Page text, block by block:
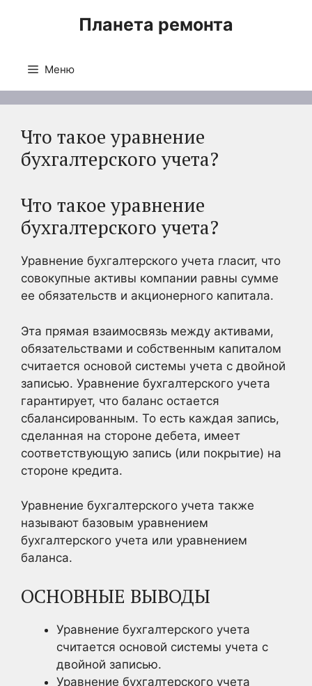
Планета ремонта
Меню
Что такое уравнение
бухгалтерского учета?
Что такое уравнение
бухгалтерского учета?
Уравнение бухгалтерского учета гласит, что
совокупные активы компании равны сумме
ее обязательств и акционерного капитала.
Эта прямая взаимосвязь между активами,
обязательствами и собственным капиталом
считается основой системы учета с двойной
записью. Уравнение бухгалтерского учета
гарантирует, что баланс остается
сбалансированным. То есть каждая запись,
сделанная на стороне дебета, имеет
соответствующую запись (или покрытие) на
стороне кредита.
Уравнение бухгалтерского учета также
называют базовым уравнением
бухгалтерского учета или уравнением
баланса.
ОСНОВНЫЕ ВЫВОДЫ
Уравнение бухгалтерского учета
считается основой системы учета с
двойной записью.
Уравнение бухгалтерского учета